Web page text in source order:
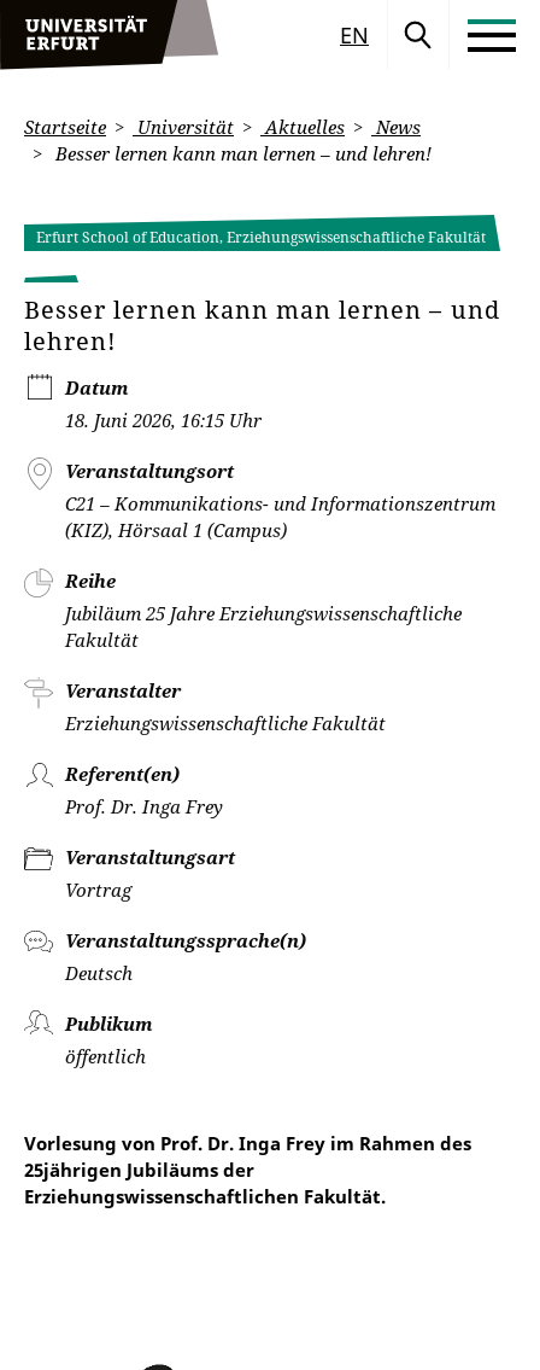
EN
Startseite Universität Aktuelles
News
Besser lernen kann man lernen – und lehren!
Erfurt School of Education, Erziehungswissenschaftliche Fakultät
Besser lernen kann man lernen – und
lehren!
Datum
18. Juni 2026, 16:15 Uhr
Veranstaltungsort
C21 – Kommunikations- und Informationszentrum
(KIZ), Hörsaal 1 (Campus)
Reihe
Jubiläum 25 Jahre Erziehungswissenschaftliche
Fakultät
Veranstalter
Erziehungswissenschaftliche Fakultät
Referent(en)
Prof. Dr. Inga Frey
Veranstaltungsart
Vortrag
Veranstaltungssprache(n)
Deutsch
Publikum
öffentlich
Vorlesung von Prof. Dr. Inga Frey im Rahmen des
25jährigen Jubiläums der
Erziehungswissenschaftlichen Fakultät.